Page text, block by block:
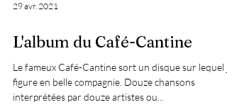
29 avr. 2021
L'album du Café-Cantine
Le fameux Café-Cantine sort un disque sur lequel je
figure en belle compagnie. Douze chansons
interprétées par douze artistes ou...